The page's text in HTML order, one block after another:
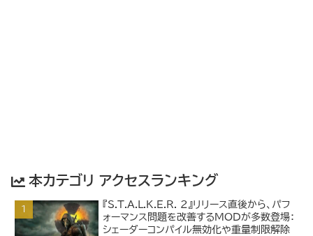
本カテゴリ アクセスランキング
『S.T.A.L.K.E.R. 2』リリース直後から、パフ
ォーマンス問題を改善するMODが多数登場：
シェーダーコンパイル無効化や重量制限解除